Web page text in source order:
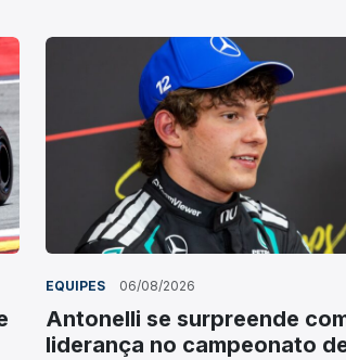
EQUIPES 06/08/2026
Antonelli se surpreende
liderança no campeonato